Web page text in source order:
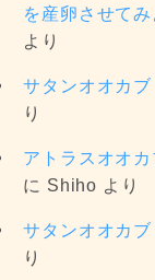
を産卵させて
より
サタンオオカブ
り
アトラスオオ
に Shiho より
サタンオオカブ
り